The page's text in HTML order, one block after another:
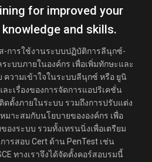
for improved your
and skills.
-การใช้งานระบบปฏิบัติการลีนุกซ์-
ระบบภายในองค์กร เพื่อเพิ่มทักษะและ
ความเข้าใจในระบบลีนุกซ์ หรือ ยูนิ
ะเรื่องของการจัดการแอปริเคชั่น
ดตั้งภายในระบบ รวมถึงการปรับแต่ง
มาะสมกับนโยบายขององค์กร เพื่อ
องระบบ รวมทั้งเทรนนิ่งเพื่อเตรียม
ารสอบ Cert ด้าน PenTest เช่น
ทางเราจึงได้จัดตั้งคอร์สอบรมนี้